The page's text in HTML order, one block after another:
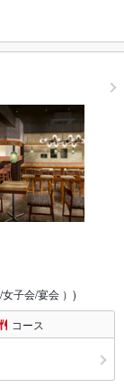
子会/宴会 ）)
コース